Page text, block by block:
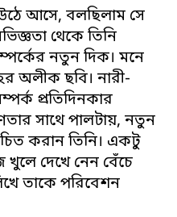
আসে, বলছিলাম সে
থেকে তিনি
নতুন দিক। মনে
অলীক ছবি। নারী-
প্রতিদিনকার
সাথে পালটায়, নতুন
করান তিনি। একটু
দেখে নেন বেঁচে
তাকে পরিবেশন